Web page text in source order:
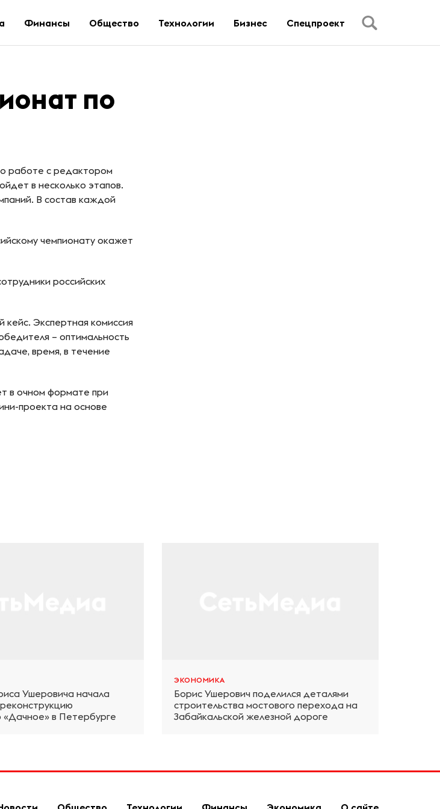
Финансы Общество Технологии Бизнес Спецпроект
по
работе с редактором
в несколько этапов.
В состав каждой
чемпионату окажет
российских
кейс. Экспертная комиссия
– оптимальность
время, в течение
в очном формате при
проекта на основе
Ушеровича начала
«Дачное» в Петербурге
ЭКОНОМИКА
Борис Ушерович поделился деталями
строительства мостового перехода на
Забайкальской железной дороге